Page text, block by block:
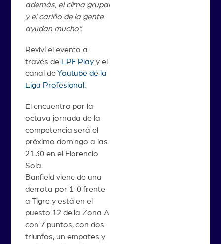
además, el clima grupal
y el cariño de la gente
ayudan mucho”.
Reviví el evento a
través de LPF Playy el
canal deYoutube de la
Liga Profesional.
El encuentro por la
octava jornada de la
competencia será el
próximo domingo a las
21.30 en el Florencio
Sola.
Banfield viene de una
derrota por 1-0 frente
a Tigre y está en el
puesto 12 de la Zona A
con 7 puntos, con dos
triunfos, un empates y